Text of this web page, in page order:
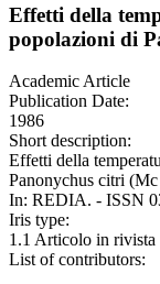
Effetti della
popolazioni di
Academic Article
Publication Date:
1986
Short description:
Effetti della
Panonychus citri
In: REDIA. - ISSN
Iris type:
1.1 Articolo in rivista
List of contributors: